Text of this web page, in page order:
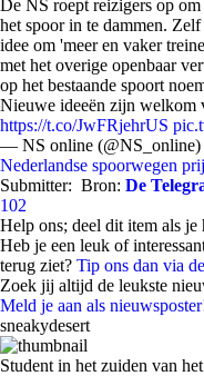
De NS roept reizigers op
het spoor in te dammen.
idee om 'meer en vaker
met het overige openbaar
op het bestaande spoort
Nieuwe ideeën zijn welkom
https://t.co/JwFRjehrUS
— NS online (@NS_online)
Nederlandse spoorwegen
Submitter: Bron: De
102
Help ons; deel dit item als je
Heb je een leuk of
terug ziet? Tip ons dan via
Zoek jij altijd de leukste
Meld je aan als
sneakydesert
Student in het zuiden van